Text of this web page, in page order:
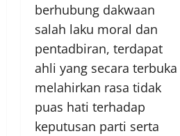
berhubung dakwaan
salah laku moral dan
pentadbiran, terdapat
ahli yang secara terbuka
melahirkan rasa tidak
puas hati terhadap
keputusan parti serta